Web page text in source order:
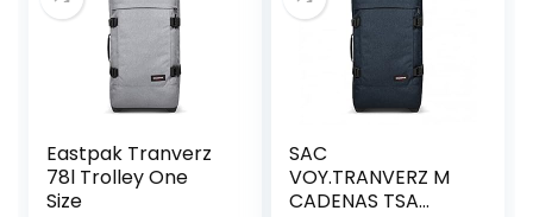
Eastpak Tranverz
78l Trolley One
Size
SAC
VOY.TRANVERZ M
CADENAS TSA